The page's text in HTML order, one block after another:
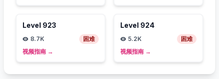
Level 923
8.7K
困难
视频指南 →
Level 924
5.2K
困难
视频指南 →